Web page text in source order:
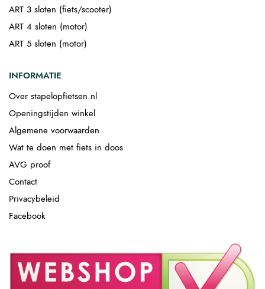
ART 3 sloten (fiets/scooter)
ART 4 sloten (motor)
ART 5 sloten (motor)
INFORMATIE
Over stapelopfietsen.nl
Openingstijden winkel
Algemene voorwaarden
Wat te doen met fiets in doos
AVG proof
Contact
Privacybeleid
Facebook